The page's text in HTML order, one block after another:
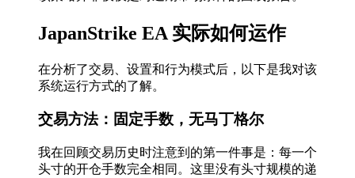
JapanStrike EA 实际如何运作
在分析了交易、设置和行为模式后，以下是我对该
系统运行方式的了解。
交易方法：固定手数，无马丁格尔
我在回顾交易历史时注意到的第一件事是：每一个
头寸的开仓手数完全相同。这里没有头寸规模的递